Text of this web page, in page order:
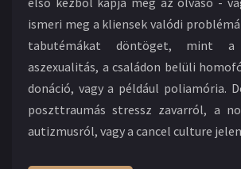
ismeri meg a kliensek valódi
tabutémákat döntöget, mint
aszexualitás, a családon belüli
donáció, vagy a például poliamória.
poszttraumás stressz zavarról, a
autizmusról, vagy a cancel culture